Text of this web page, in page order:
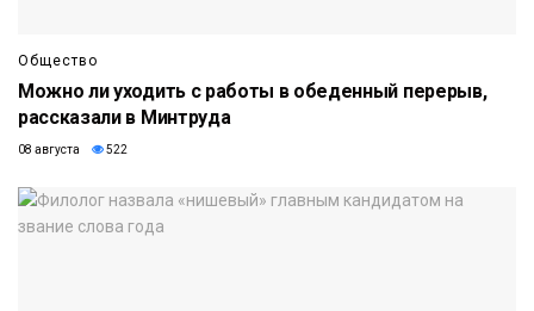
Общество
Можно ли уходить с работы в обеденный перерыв,
рассказали в Минтруда
08 августа 522